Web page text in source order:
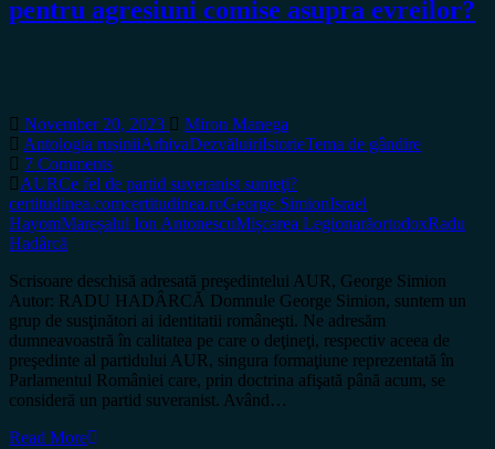
pentru agresiuni comise asupra evreilor?
November 20, 2023
Miron Manega
Antologia rușiniiArhivaDezvăluiriIstorieTema de gândire
7 Comments
AURCe fel de partid suveranist sunteţi?
certitudinea.comcertitudinea.roGeorge SimionIsrael
HayomMareșalul Ion AntonescuMișcarea LegionarăortodoxRadu
Hadârcă
Scrisoare deschisă adresată preşedintelui AUR, George Simion
Autor: RADU HADÂRCĂ Domnule George Simion, suntem un
grup de susţinători ai identitatii româneşti. Ne adresăm
dumneavoastră în calitatea pe care o deţineţi, respectiv aceea de
preşedinte al partidului AUR, singura formaţiune reprezentată în
Parlamentul României care, prin doctrina afişată până acum, se
consideră un partid suveranist. Având…
Read More